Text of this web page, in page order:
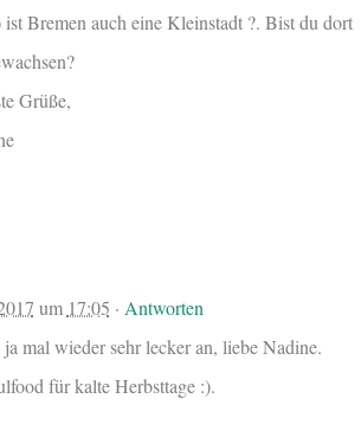
ist Bremen auch eine Kleinstadt ?. Bist du dort
Grüße,
um 17:05 · Antworten
mal wieder sehr lecker an, liebe Nadine.
für kalte Herbsttage :).